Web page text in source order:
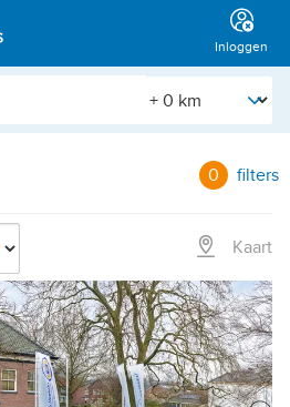
Inloggen
[Straal]
0 filters
Kaart